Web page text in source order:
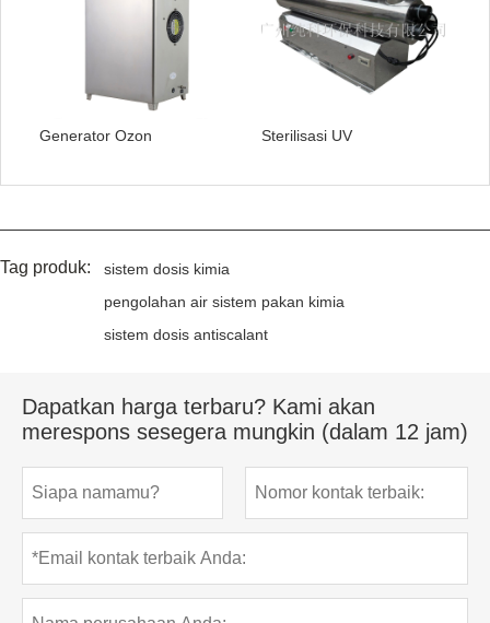
Generator Ozon Sterilisasi UV
Tag produk:
sistem dosis kimia
pengolahan air sistem pakan kimia
sistem dosis antiscalant
Dapatkan harga terbaru? Kami akan
merespons sesegera mungkin (dalam 12 jam)